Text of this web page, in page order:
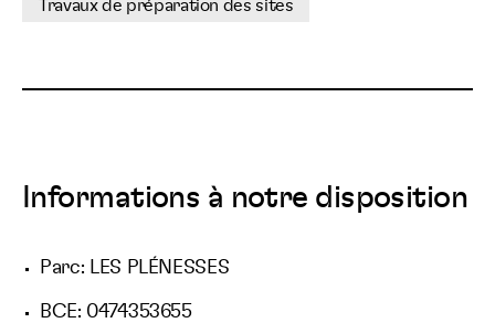
Travaux de préparation des sites
Informations à notre disposition
Parc: LES PLÉNESSES
BCE: 0474353655